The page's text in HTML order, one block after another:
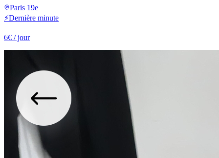
Paris 19e
⚡Dernière minute
6€ / jour